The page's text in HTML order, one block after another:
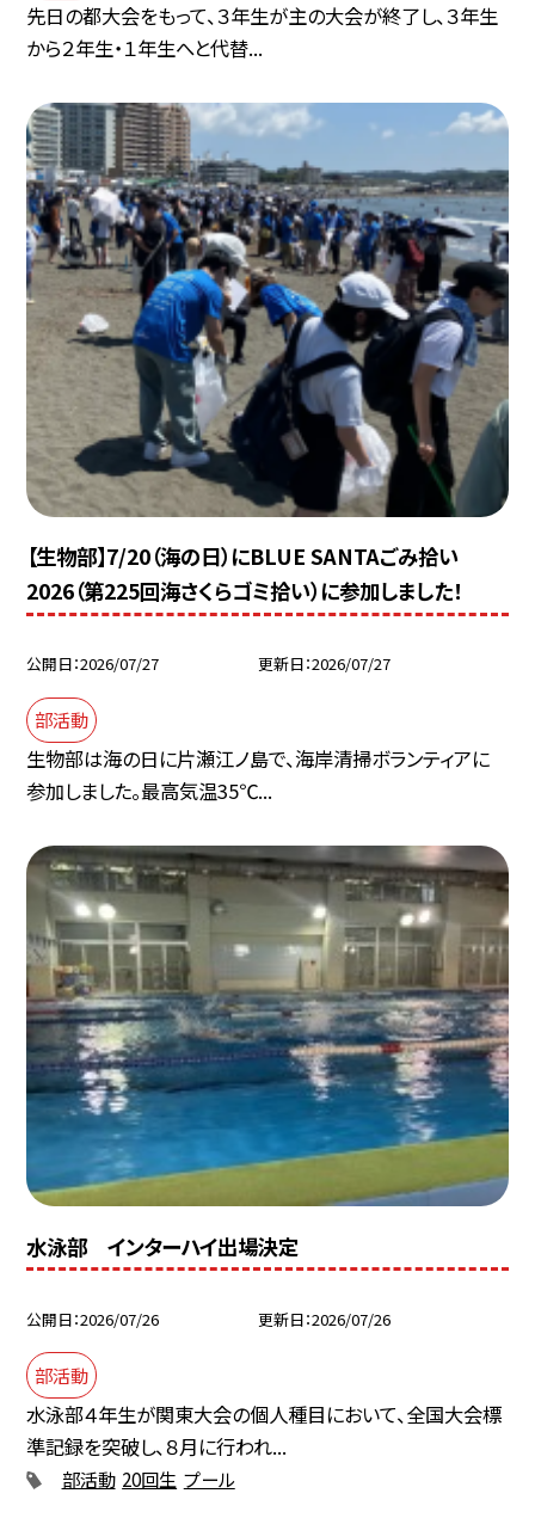
先日の都大会をもって、３年生が主の大会が終了し、３年生
から２年生・１年生へと代替...
【生物部】7/20（海の日）にBLUE SANTAごみ拾い
2026（第225回海さくらゴミ拾い）に参加しました！
公開日 2026/07/27 更新日 2026/07/27
部活動
生物部は海の日に片瀬江ノ島で、海岸清掃ボランティアに
参加しました。最高気温35℃...
水泳部 インターハイ出場決定
公開日 2026/07/26 更新日 2026/07/26
部活動
水泳部４年生が関東大会の個人種目において、全国大会標
準記録を突破し、８月に行われ...
部活動 20回生 プール